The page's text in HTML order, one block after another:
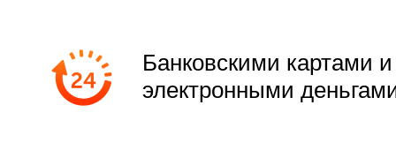
Банковскими картами и
электронными